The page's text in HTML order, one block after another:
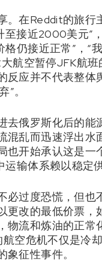
在Reddit的旅行
接近2000美元”
仍接近正常”，“
航空暂停JFK航
应并不代表整体
。
俄罗斯化后的
乱而迅速浮出水
开始承认这是
输体系赖以稳定
过度恐慌，但也
改的最低价票
流和炼油的正常
空危机不仅是冷
征性事件。